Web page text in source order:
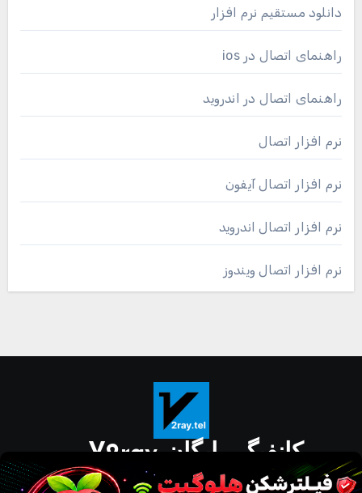
دانلود مستقیم نرم افزار
راهنمای اتصال در ios
راهنمای اتصال در اندروید
نرم افزار اتصال
نرم افزار اتصال آیفون
نرم افزار اتصال اندروید
نرم افزار اتصال ویندوز
کانفیگ رایگان V2ray
دانلود مستقیم نرم افزار برای گوشی و کامپیوتر